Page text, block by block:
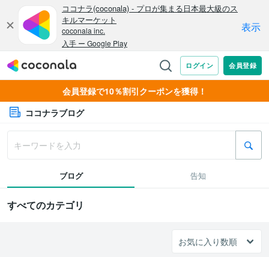
会員登録で10％割引クーポンを獲得！
ココナラブログ
ブログ 告知
すべてのカテゴリ